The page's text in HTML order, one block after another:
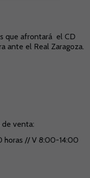
que afrontará el CD
ante el Real Zaragoza.
de venta:
horas // V 8:00-14:00